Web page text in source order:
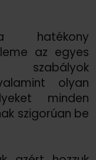
hatékony
az egyes
szabályok
olyan
minden
szigorúan be